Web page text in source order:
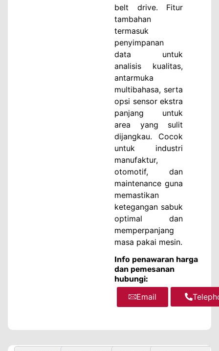
belt drive. Fitur
tambahan
termasuk
penyimpanan
data untuk
analisis kualitas,
antarmuka
multibahasa, serta
opsi sensor ekstra
panjang untuk
area yang sulit
dijangkau. Cocok
untuk industri
manufaktur,
otomotif, dan
maintenance guna
memastikan
ketegangan sabuk
optimal dan
memperpanjang
masa pakai mesin.
Info penawaran harga
dan pemesanan
hubungi:
Email